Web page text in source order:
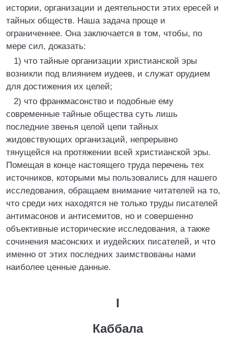
истории, организации и деятельности этих ересей и
тайных обществ. Наша задача проще и
ограниченнее. Она заключается в том, чтобы, по
мере сил, доказать:
1) что тайные организации христианской эры
возникли под влиянием иудеев, и служат орудием
для достижения их целей;
2) что франкмасонство и подобные ему
современные тайные общества суть лишь
последние звенья целой цепи тайных
жидовствующих организаций, непрерывно
тянущейся на протяжении всей христианской эры.
Помещая в конце настоящего труда перечень тех
источников, которыми мы пользовались для нашего
исследования, обращаем внимание читателей на то,
что среди них находятся не только труды писателей
антимасонов и антисемитов, но и совершенно
объективные исторические исследования, а также
сочинения масонских и иудейских писателей, и что
именно от этих последних заимствованы нами
наиболее ценные данные.
I
Каббала